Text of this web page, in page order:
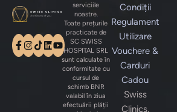
serviciile
noastre.
Toate prețurile
practicate de
SC SWISS
HOSPITAL SRL
sunt calculate în
conformitate cu
cursul de
schimb BNR
valabil în ziua
efectuării plății
Condiții
Regulament
Utilizare
Vouchere &
Carduri
Cadou
Swiss
Clinics.